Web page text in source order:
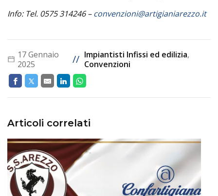
Info: Tel. 0575 314246 –convenzioni@artigianiarezzo.it
17 Gennaio
2025
// Impiantisti Infissi ed edilizia,
Convenzioni
Articoli correlati